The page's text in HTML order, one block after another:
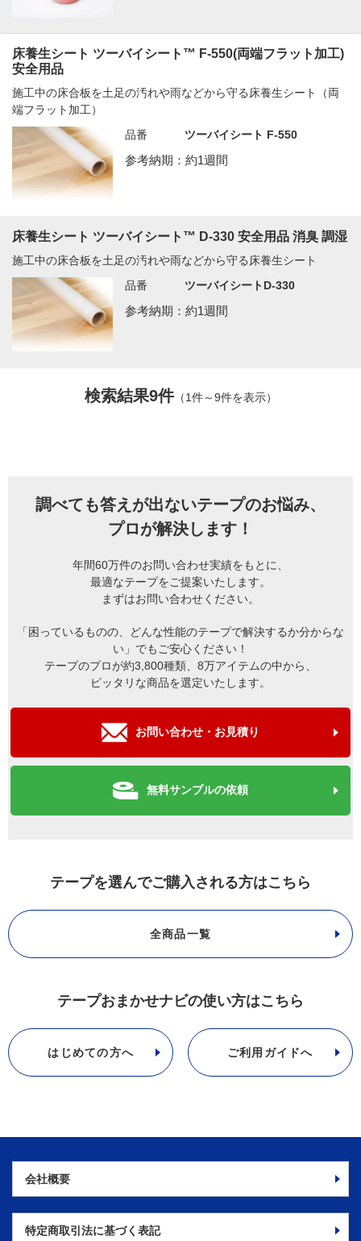
床養生シート ツーバイシート™ F-550(両端フラット加工)
安全用品
施工中の床合板を土足の汚れや雨などから守る床養生シート（両
端フラット加工）
品番
ツーバイシート F-550
参考納期：約1週間
床養生シート ツーバイシート™ D-330 安全用品 消臭 調湿
施工中の床合板を土足の汚れや雨などから守る床養生シート
品番
ツーバイシートD-330
参考納期：約1週間
検索結果9件（1件～9件を表示）
調べても答えが出ないテープのお悩み、
プロが解決します！
年間60万件のお問い合わせ実績をもとに、
最適なテープをご提案いたします。
まずはお問い合わせください。
「困っているものの、どんな性能のテープで解決するか分からな
い」でもご安心ください！
テープのプロが約3,800種類、8万アイテムの中から、
ピッタリな商品を選定いたします。
お問い合わせ・お見積り
無料サンプルの依頼
テープを選んでご購入される方はこちら
全商品一覧
テープおまかせナビの使い方はこちら
はじめての方へ ご利用ガイドへ
会社概要
特定商取引法に基づく表記